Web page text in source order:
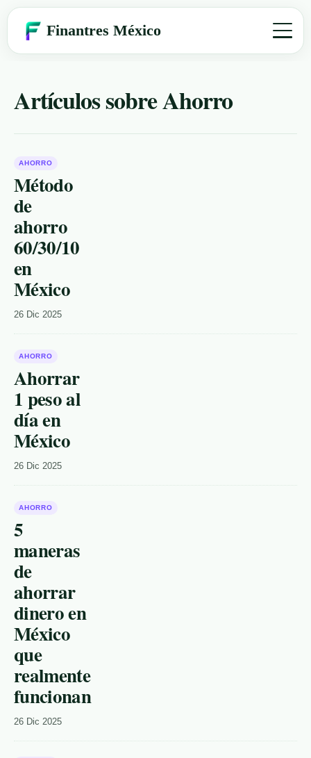
Finantres México
Artículos sobre Ahorro
AHORRO
Método
de
ahorro
60/30/10
en
México
26 Dic 2025
AHORRO
Ahorrar
1 peso al
día en
México
26 Dic 2025
AHORRO
5
maneras
de
ahorrar
dinero en
México
que
realmente
funcionan
26 Dic 2025